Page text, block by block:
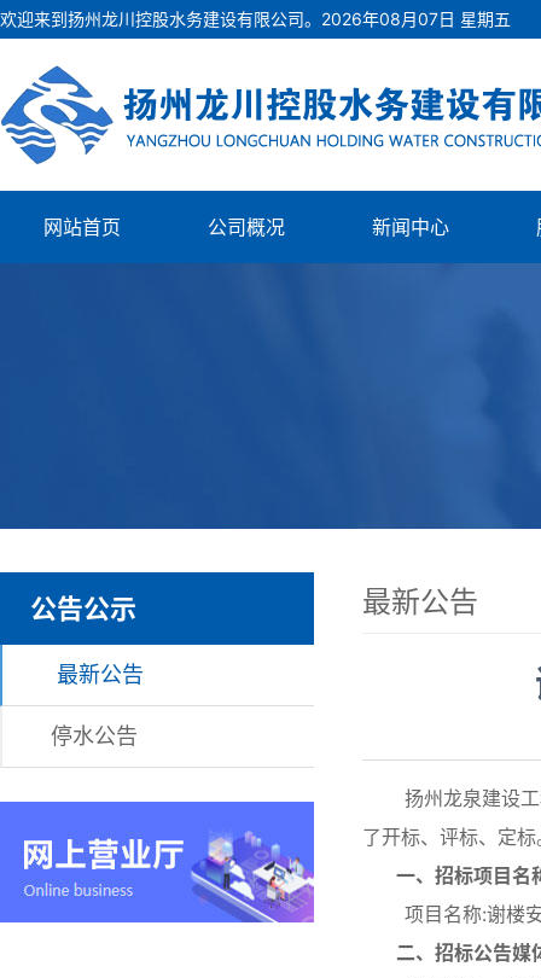
欢迎来到扬州龙川控股水务建设有限公司。 2026年08月07日 星期五
网站首页 公司概况 新闻中心
公告公示
最新公告
停水公告
最新公告
扬州龙泉建设工
了开标、评标、定
一、招标项目名
项目名称:谢楼安
二、招标公告媒